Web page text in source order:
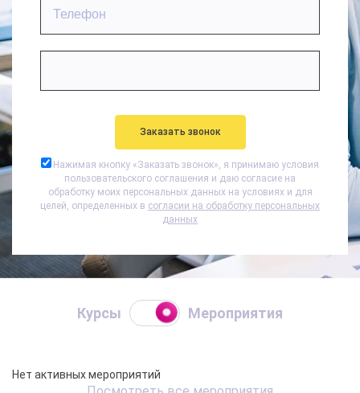
Нажимая кнопку «Заказать звонок», я принимаю условия
пользовательского соглашения и даю согласие на
обработку моих персональных данных на условиях и для
целей, определенных в согласии на обработку персональных
данных
Курсы Мероприятия
Нет активных мероприятий